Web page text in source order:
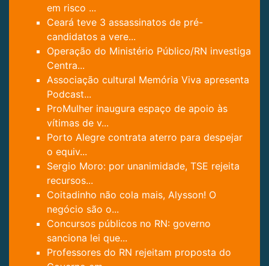
em risco ...
Ceará teve 3 assassinatos de pré-
candidatos a vere...
Operação do Ministério Público/RN investiga
Centra...
Associação cultural Memória Viva apresenta
Podcast...
ProMulher inaugura espaço de apoio às
vítimas de v...
Porto Alegre contrata aterro para despejar
o equiv...
Sergio Moro: por unanimidade, TSE rejeita
recursos...
Coitadinho não cola mais, Alysson! O
negócio são o...
Concursos públicos no RN: governo
sanciona lei que...
Professores do RN rejeitam proposta do